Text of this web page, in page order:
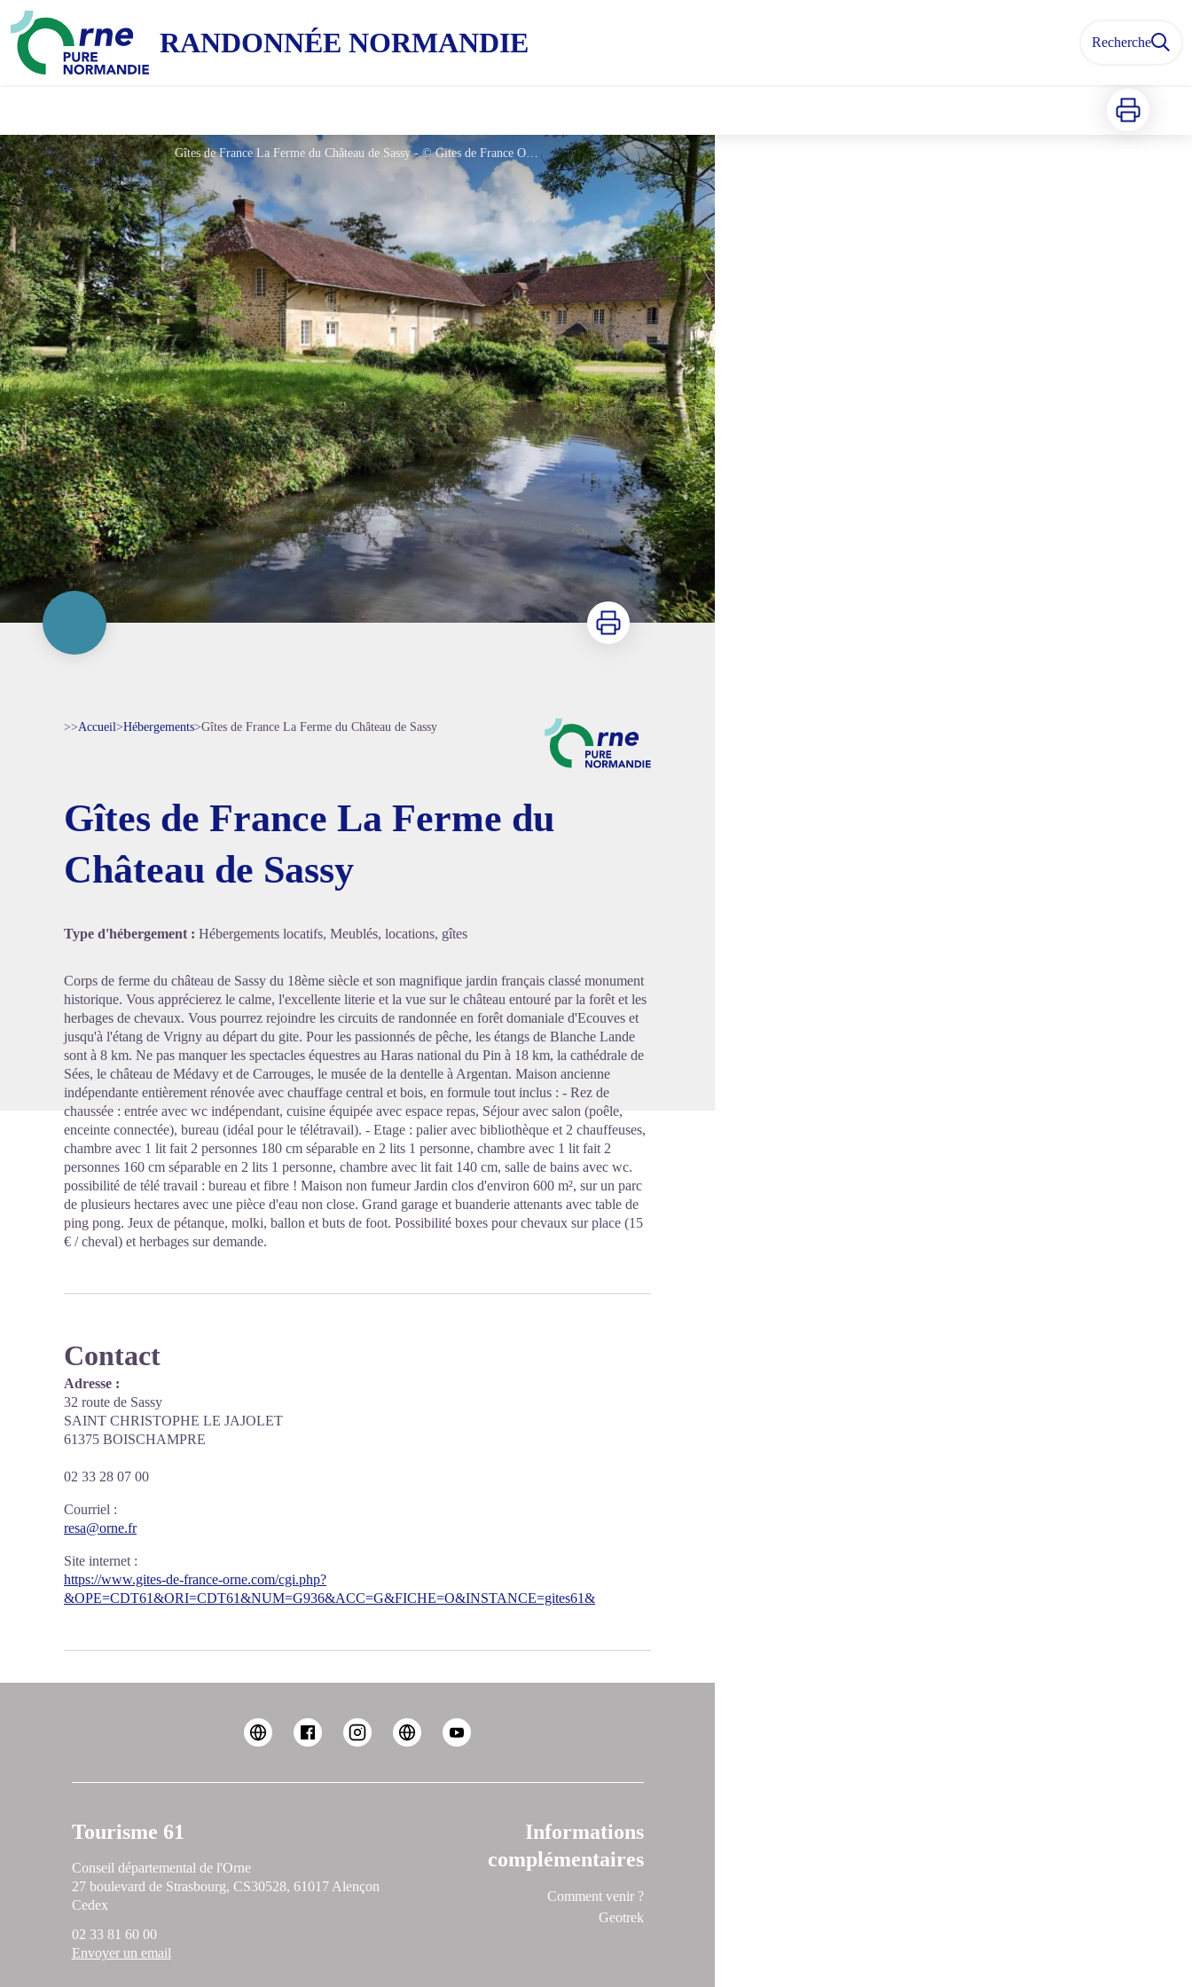
RANDONNÉE NORMANDIE Recherche
Imprimer
Gîtes de France La Ferme du Château de Sassy - © Gites de France Orne
Imprimer
>>Accueil>Hébergements>Gîtes de France La Ferme du Château de Sassy
Gîtes de France La Ferme du
Château de Sassy
Type d'hébergement : Hébergements locatifs, Meublés, locations, gîtes
Corps de ferme du château de Sassy du 18ème siècle et son magnifique jardin français classé monument
historique. Vous apprécierez le calme, l'excellente literie et la vue sur le château entouré par la forêt et les
herbages de chevaux. Vous pourrez rejoindre les circuits de randonnée en forêt domaniale d'Ecouves et
jusqu'à l'étang de Vrigny au départ du gite. Pour les passionnés de pêche, les étangs de Blanche Lande
sont à 8 km. Ne pas manquer les spectacles équestres au Haras national du Pin à 18 km, la cathédrale de
Sées, le château de Médavy et de Carrouges, le musée de la dentelle à Argentan. Maison ancienne
indépendante entièrement rénovée avec chauffage central et bois, en formule tout inclus : - Rez de
chaussée : entrée avec wc indépendant, cuisine équipée avec espace repas, Séjour avec salon (poêle,
enceinte connectée), bureau (idéal pour le télétravail). - Etage : palier avec bibliothèque et 2 chauffeuses,
chambre avec 1 lit fait 2 personnes 180 cm séparable en 2 lits 1 personne, chambre avec 1 lit fait 2
personnes 160 cm séparable en 2 lits 1 personne, chambre avec lit fait 140 cm, salle de bains avec wc.
possibilité de télé travail : bureau et fibre ! Maison non fumeur Jardin clos d'environ 600 m², sur un parc
de plusieurs hectares avec une pièce d'eau non close. Grand garage et buanderie attenants avec table de
ping pong. Jeux de pétanque, molki, ballon et buts de foot. Possibilité boxes pour chevaux sur place (15
€ / cheval) et herbages sur demande.
Contact
Adresse :
32 route de Sassy
SAINT CHRISTOPHE LE JAJOLET
61375 BOISCHAMPRE
02 33 28 07 00
Courriel :
resa@orne.fr
Site internet :
https://www.gites-de-france-orne.com/cgi.php?
&OPE=CDT61&ORI=CDT61&NUM=G936&ACC=G&FICHE=O&INSTANCE=gites61&
Tourisme 61
Conseil départemental de l'Orne
27 boulevard de Strasbourg, CS30528, 61017 Alençon
Cedex
02 33 81 60 00
Envoyer un email
Informations
complémentaires
Comment venir ?
Geotrek